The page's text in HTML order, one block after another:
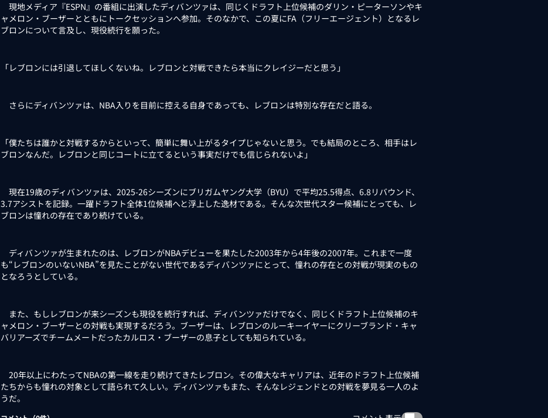
現地メディア『ESPN』の番組に出演したディバンツァは、同じくドラフト上位候補のダリン・ピーターソンやキ
ャメロン・ブーザーとともにトークセッションへ参加。そのなかで、この夏にFA（フリーエージェント）となるレ
ブロンについて言及し、現役続行を願った。
「レブロンには引退してほしくないね。レブロンと対戦できたら本当にクレイジーだと思う」
さらにディバンツァは、NBA入りを目前に控える自身であっても、レブロンは特別な存在だと語る。
「僕たちは誰かと対戦するからといって、簡単に舞い上がるタイプじゃないと思う。でも結局のところ、相手はレ
ブロンなんだ。レブロンと同じコートに立てるという事実だけでも信じられないよ」
現在19歳のディバンツァは、2025-26シーズンにブリガムヤング大学（BYU）で平均25.5得点、6.8リバウンド、
3.7アシストを記録。一躍ドラフト全体1位候補へと浮上した逸材である。そんな次世代スター候補にとっても、レ
ブロンは憧れの存在であり続けている。
ディバンツァが生まれたのは、レブロンがNBAデビューを果たした2003年から4年後の2007年。これまで一度
も“レブロンのいないNBA”を見たことがない世代であるディバンツァにとって、憧れの存在との対戦が現実のもの
となろうとしている。
また、もしレブロンが来シーズンも現役を続行すれば、ディバンツァだけでなく、同じくドラフト上位候補のキ
ャメロン・ブーザーとの対戦も実現するだろう。ブーザーは、レブロンのルーキーイヤーにクリーブランド・キャ
バリアーズでチームメートだったカルロス・ブーザーの息子としても知られている。
20年以上にわたってNBAの第一線を走り続けてきたレブロン。その偉大なキャリアは、近年のドラフト上位候補
たちからも憧れの対象として語られて久しい。ディバンツァもまた、そんなレジェンドとの対戦を夢見る一人のよ
うだ。